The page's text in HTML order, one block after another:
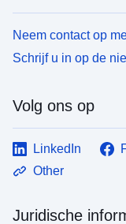
Neem contact op
Schrijf u in op de
Volg ons op
LinkedIn
Other
Juridische